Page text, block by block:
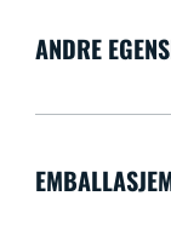
ANDRE